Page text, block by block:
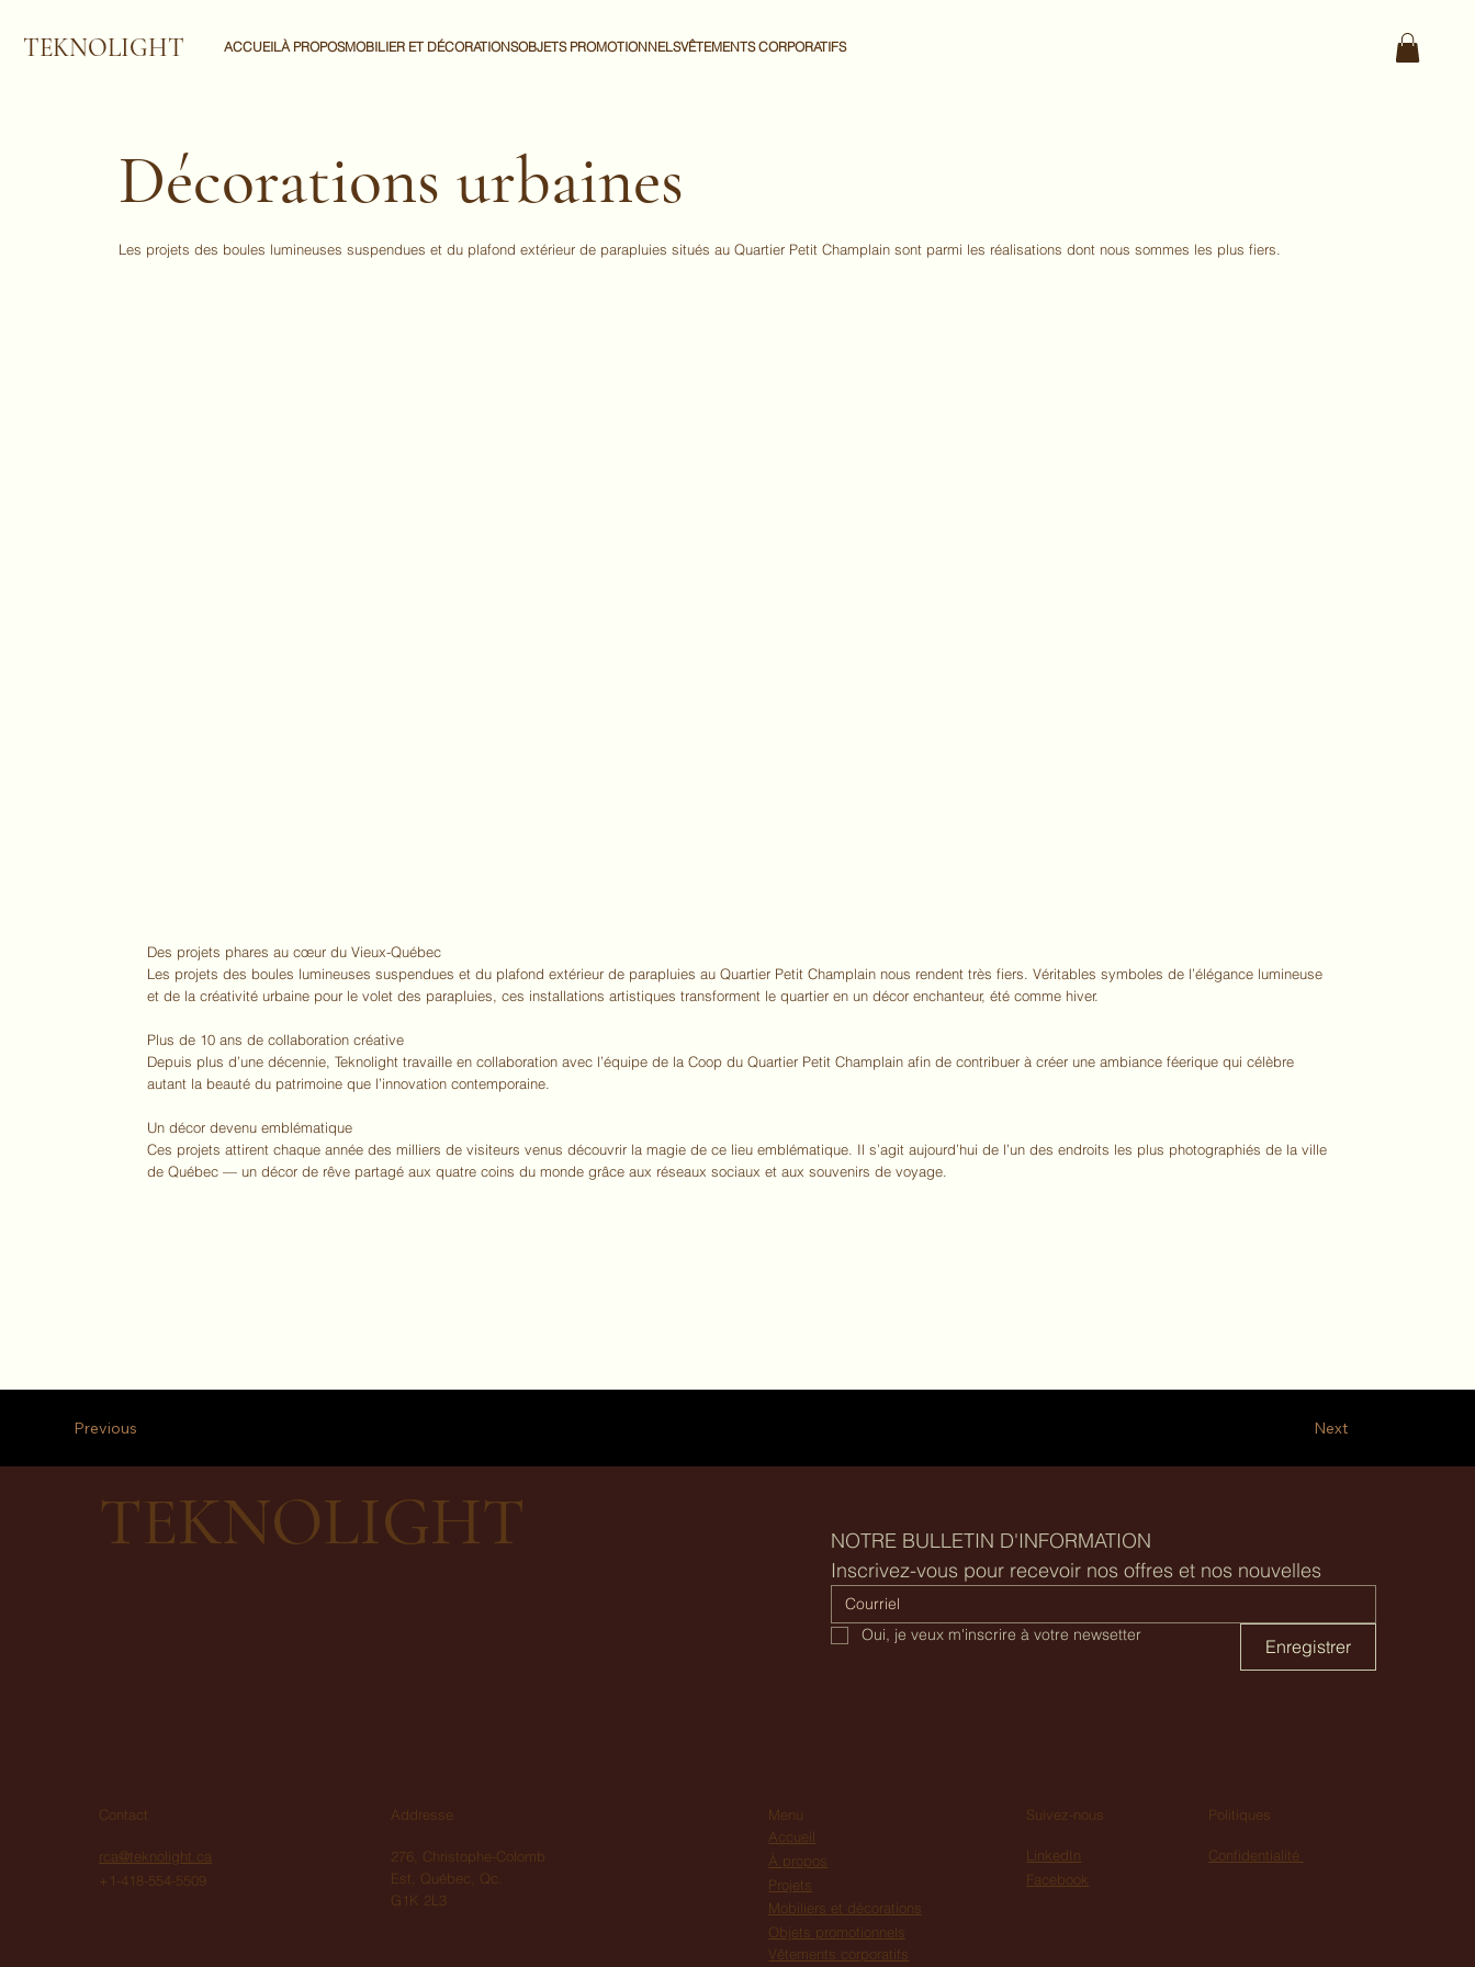
TEKNOLIGHT ACCUEILÀ PROPOSMOBILIER ET DÉCORATIONSOBJETS PROMOTIONNELSVÊTEMENTS CORPORATIFS
Décorations urbaines
Les projets des boules lumineuses suspendues et du plafond extérieur de parapluies situés au Quartier Petit Champlain sont parmi les réalisations dont nous sommes les plus fiers.
Des projets phares au cœur du Vieux-Québec
Les projets des boules lumineuses suspendues et du plafond extérieur de parapluies au Quartier Petit Champlain nous rendent très fiers. Véritables symboles de l’élégance lumineuse
et de la créativité urbaine pour le volet des parapluies, ces installations artistiques transforment le quartier en un décor enchanteur, été comme hiver.
Plus de 10 ans de collaboration créative
Depuis plus d’une décennie, Teknolight travaille en collaboration avec l’équipe de la Coop du Quartier Petit Champlain afin de contribuer à créer une ambiance féerique qui célèbre
autant la beauté du patrimoine que l’innovation contemporaine.
Un décor devenu emblématique
Ces projets attirent chaque année des milliers de visiteurs venus découvrir la magie de ce lieu emblématique. Il s’agit aujourd’hui de l’un des endroits les plus photographiés de la ville
de Québec — un décor de rêve partagé aux quatre coins du monde grâce aux réseaux sociaux et aux souvenirs de voyage.
Next
Previous
TEKNOLIGHT
NOTRE BULLETIN D'INFORMATION
Inscrivez-vous pour recevoir nos offres et nos nouvelles
Oui, je veux m'inscrire à votre newsetter
Enregistrer
Contact
rca@teknolight.ca
+1-418-554-5509
Addresse
276, Christophe-Colomb
Est, Québec, Qc.
G1K 2L3
Menu
Accueil
À propos
Projets
Mobiliers et décorations
Objets promotionnels
Vêtements corporatifs
Suivez-nous
LinkedIn
Facebook
Politiques
Confidentialité